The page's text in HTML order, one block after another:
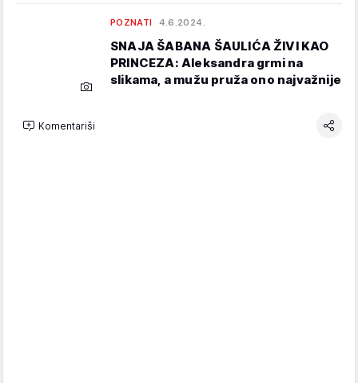
POZNATI 4.6.2024.
SNAJA ŠABANA ŠAULIĆA ŽIVI KAO
PRINCEZA: Aleksandra grmi na
slikama, a mužu pruža ono najvažnije
Komentariši